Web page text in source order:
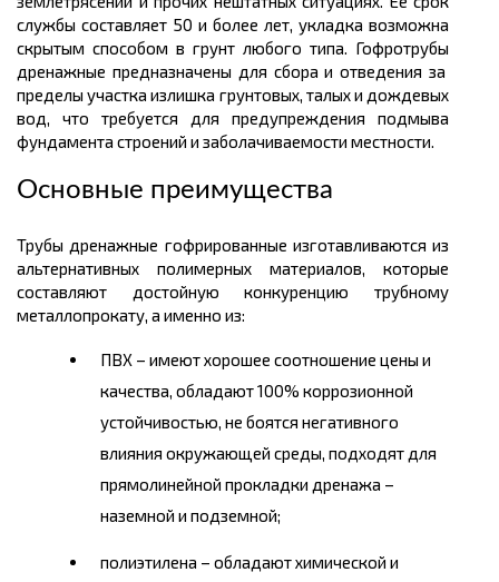
службы составляет 50 и более лет, укладка возможна
скрытым способом в грунт любого типа. Гофротрубы
дренажные предназначены для сбора и отведения за
пределы участка излишка грунтовых, талых и дождевых
вод, что требуется для предупреждения подмыва
фундамента строений и заболачиваемости местности.
Основные преимущества
Трубы дренажные гофрированные изготавливаются из
альтернативных полимерных материалов, которые
составляют достойную конкуренцию трубному
металлопрокату, а именно из:
ПВХ – имеют хорошее соотношение цены и
качества, обладают 100% коррозионной
устойчивостью, не боятся негативного
влияния окружающей среды, подходят для
прямолинейной прокладки дренажа –
наземной и подземной;
полиэтилена – обладают химической и